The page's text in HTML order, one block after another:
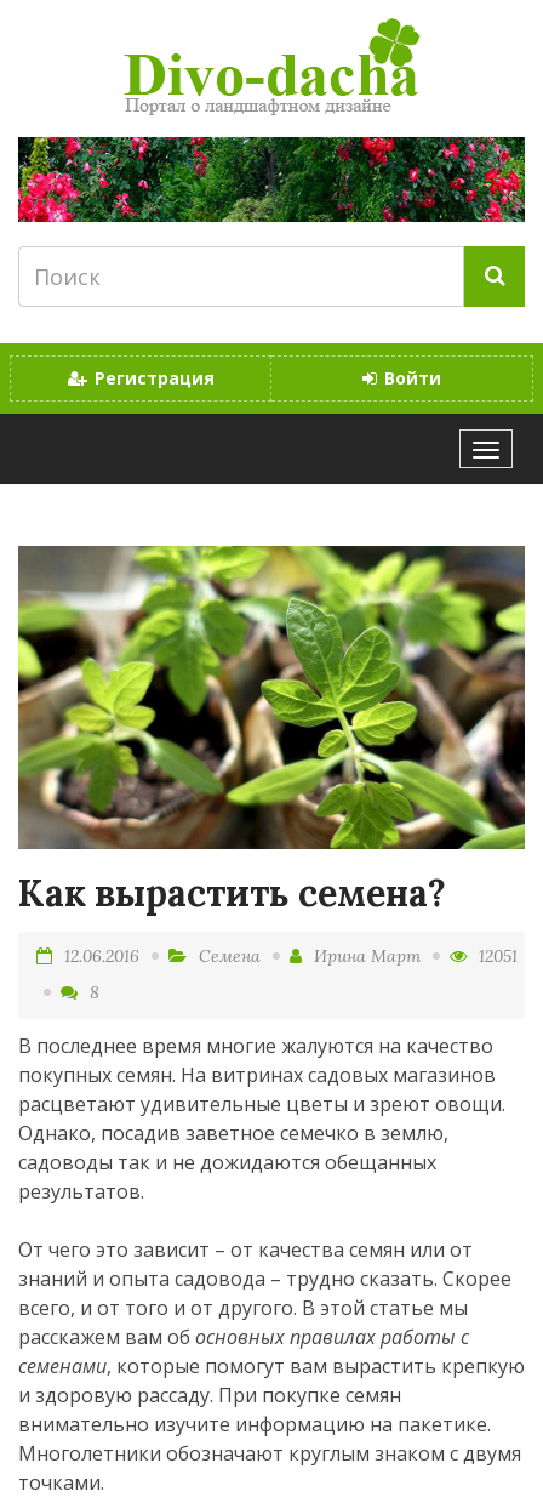
МЕНЮ
Регистрация Войти
Как вырастить семена?
12.06.2016 Семена Ирина Март
12051
8
В последнее время многие жалуются на качество
покупных семян. На витринах садовых магазинов
расцветают удивительные цветы и зреют овощи.
Однако, посадив заветное семечко в землю,
садоводы так и не дожидаются обещанных
результатов.
От чего это зависит – от качества семян или от
знаний и опыта садовода – трудно сказать. Скорее
всего, и от того и от другого. В этой статье мы
расскажем вам об основных правилах работы с
семенами, которые помогут вам вырастить крепкую
и здоровую рассаду. При покупке семян
внимательно изучите информацию на пакетике.
Многолетники обозначают круглым знаком с двумя
точками.